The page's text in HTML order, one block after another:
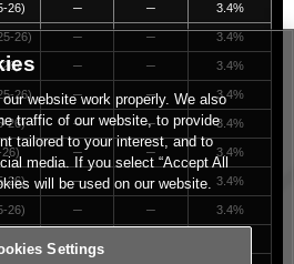
26) ─ ─ 3.4%
26) ─ ─ 3.4%
─ ─ 3.4%
26) ─ ─ 3.4%
26) ─ ─ 3.4%
─ ─ 3.4%
26) ─ ─ 3.4%
26) ─ ─ 3.4%
website work properly. We also
traffic of our website, to provide
tailored to your interest, and to
media. If you select “Accept All
will be used on our website.
Settings